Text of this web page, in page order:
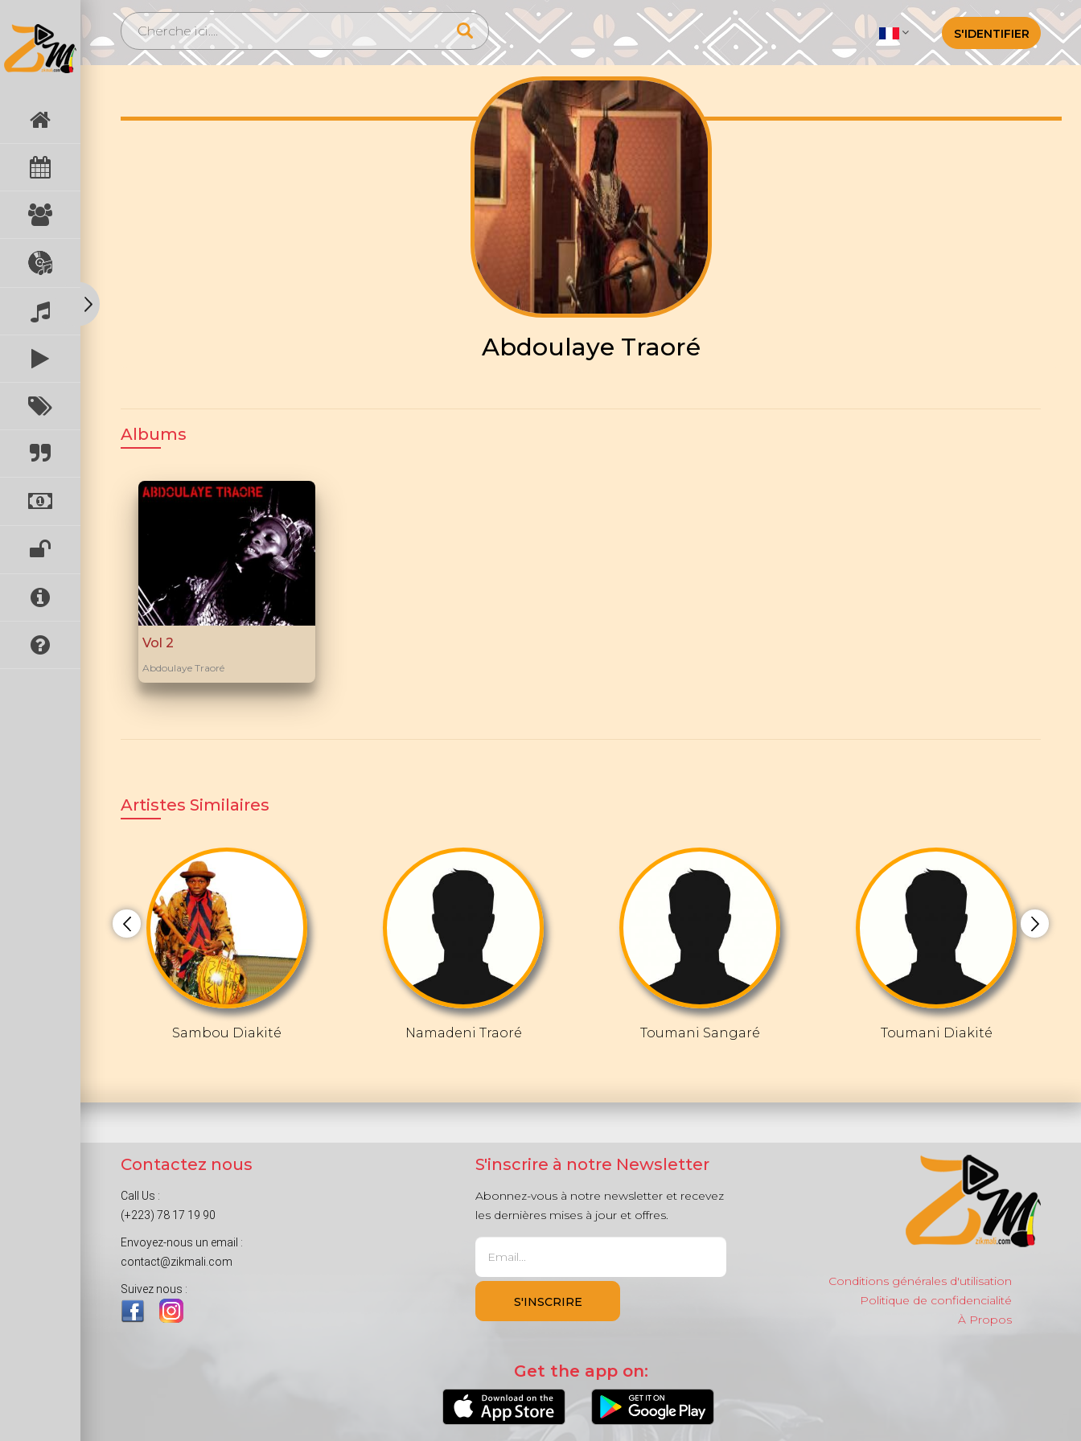
S'IDENTIFIER
Abdoulaye Traoré
Albums
Vol 2
Abdoulaye Traoré
Artistes Similaires
Sambou Diakité Namadeni Traoré Toumani Sangaré Toumani Diakité
Contactez nous
Call Us :
(+223) 78 17 19 90
Envoyez-nous un email :
contact@zikmali.com
Suivez nous :
S'inscrire à notre Newsletter
Abonnez-vous à notre newsletter et recevez
les dernières mises à jour et offres.
Conditions générales d'utilisation
Politique de confidencialité
À Propos
Get the app on: